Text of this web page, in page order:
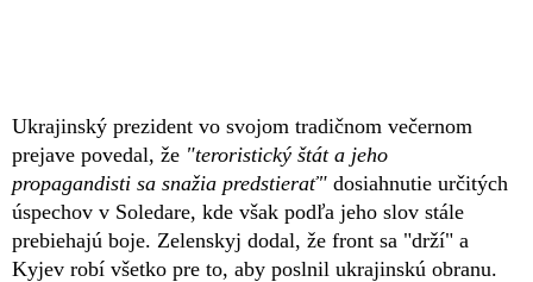
Ukrajinský prezident vo svojom tradičnom večernom
prejave povedal, že "teroristický štát a jeho
propagandisti sa snažia predstierať" dosiahnutie určitých
úspechov v Soledare, kde však podľa jeho slov stále
prebiehajú boje. Zelenskyj dodal, že front sa "drží" a
Kyjev robí všetko pre to, aby poslnil ukrajinskú obranu.